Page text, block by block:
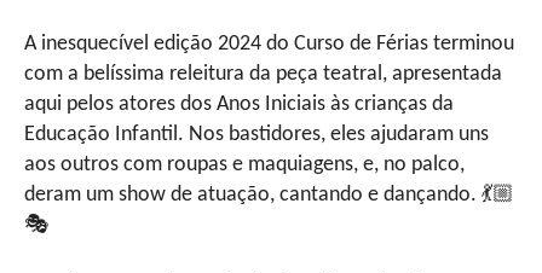
A inesquecível edição 2024 do Curso de Férias terminou
com a belíssima releitura da peça teatral, apresentada
aqui pelos atores dos Anos Iniciais às crianças da
Educação Infantil. Nos bastidores, eles ajudaram uns
aos outros com roupas e maquiagens, e, no palco,
deram um show de atuação, cantando e dançando. 💃🏼
🎭